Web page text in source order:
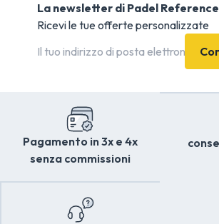
La newsletter di Padel Reference
Ricevi le tue offerte personalizzate
Pagamento in 3x e 4x
senza commissioni